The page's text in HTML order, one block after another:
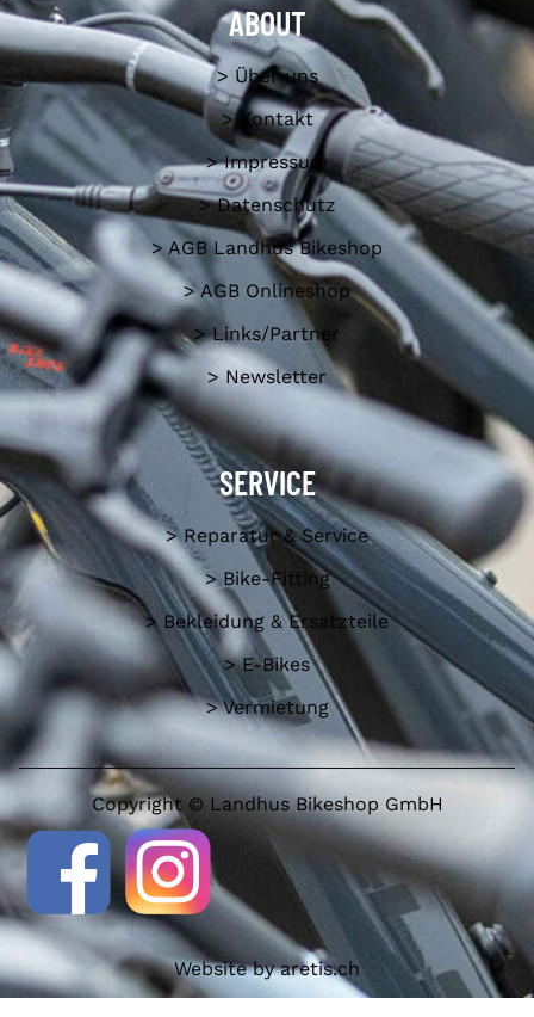
ABOUT
> Über uns
> Kontakt
> Impressum
> Datenschutz
> AGB Landhus Bikeshop
> AGB Onlineshop
> Links/Partner
> Newsletter
SERVICE
> Reparatur & Service
> Bike-Fitting
> Bekleidung & Ersatzteile
> E-Bikes
> Vermietung
Copyright © Landhus Bikeshop GmbH
Website byaretis.ch